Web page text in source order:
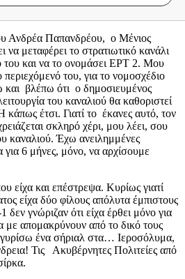
Ανδρέα Παπανδρέου, ο Μένιος
μεταφέρει το στρατιωτικό κανάλι
και να το ονομάσει ΕΡΤ 2. Μου
του, για το νομοσχέδιο
βλέπω ότι ο δημοσιευμένος
του καναλιού θα καθοριστεί
έτσι. Γιατί το έκανες αυτό, τον
σκληρό χέρι, μου λέει, σου
καναλιού. Έχω ανειλημμένες
6 μήνες, μόνο, να αρχίσουμε
είχα και επέστρεψα. Κυρίως γιατί
είχα δύο φίλους απόλυτα έμπιστους
δεν γνώριζαν ότι είχα έρθει μόνο για
με απομακρύνουν από το δικό τους
γυρίσω ένα σήριαλ στα… Ιεροσόλυμα,
Τις Ακυβέρνητες Πολιτείες από